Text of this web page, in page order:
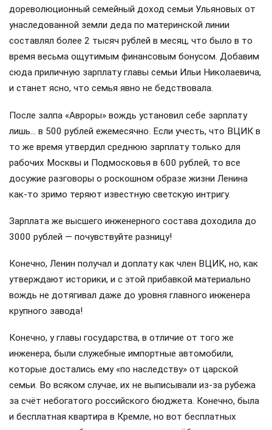
дореволюционный семейный доход семьи Ульяновых от
унаследованной земли деда по материнской линии
составлял более 2 тысяч рублей в месяц, что было в то
время весьма ощутимым финансовым бонусом. Добавим
сюда приличную зарплату главы семьи Ильи Николаевича,
и станет ясно, что семья явно не бедствовала.
После залпа «Авроры» вождь установил себе зарплату
лишь… в 500 рублей ежемесячно. Если учесть, что ВЦИК в
то же время утвердил среднюю зарплату только для
рабочих Москвы и Подмосковья в 600 рублей, то все
досужие разговоры о роскошном образе жизни Ленина
как-то зримо теряют известную светскую интригу.
Зарплата же высшего инженерного состава доходила до
3000 рублей — почувствуйте разницу!
Конечно, Ленин получал и доплату как член ВЦИК, но, как
утверждают историки, и с этой прибавкой материально
вождь не дотягивал даже до уровня главного инженера
крупного завода!
Конечно, у главы государства, в отличие от того же
инженера, были служебные импортные автомобили,
которые достались ему «по наследству» от царской
семьи. Во всяком случае, их не выписывали из-за рубежа
за счёт небогатого российского бюджета. Конечно, была
и бесплатная квартира в Кремле, но вот бесплатных